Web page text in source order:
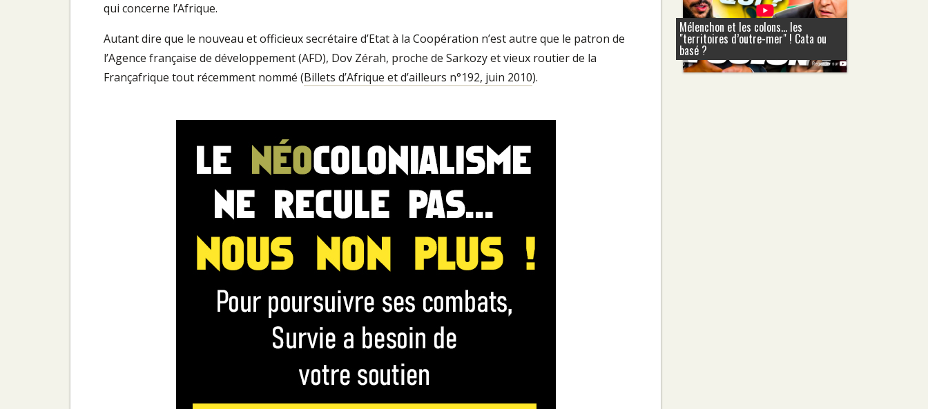
qui concerne l’Afrique.
Autant dire que le nouveau et officieux secrétaire d’Etat à la Coopération n’est autre que le patron de
l’Agence française de développement (AFD), Dov Zérah, proche de Sarkozy et vieux routier de la
Françafrique tout récemment nommé (Billets d’Afrique et d’ailleurs n°192, juin 2010).
Mélenchon et les colons... les
"territoires d’outre-mer" ! Cata ou
basé ?